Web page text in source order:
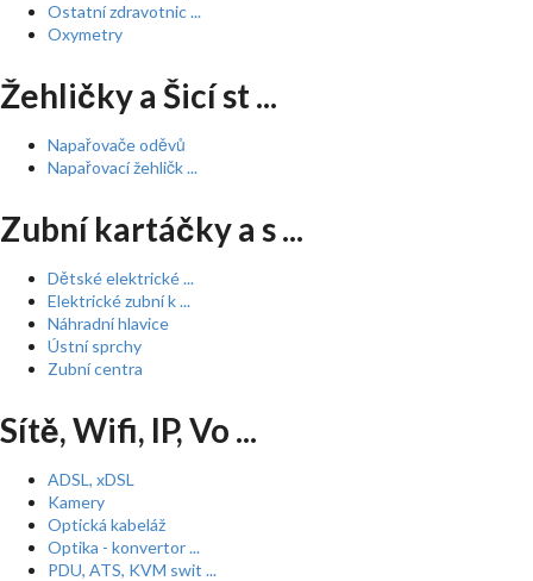
Ostatní zdravotnic ...
Oxymetry
Žehličky a Šicí st ...
Napařovače oděvů
Napařovací žehličk ...
Zubní kartáčky a s ...
Dětské elektrické ...
Elektrické zubní k ...
Náhradní hlavice
Ústní sprchy
Zubní centra
Sítě, Wifi, IP, Vo ...
ADSL, xDSL
Kamery
Optická kabeláž
Optika - konvertor ...
PDU, ATS, KVM swit ...